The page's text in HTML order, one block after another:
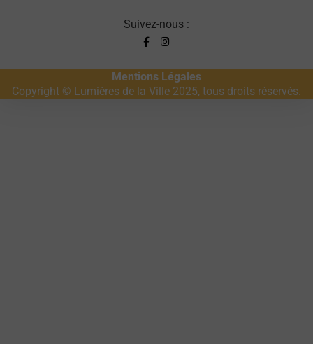
Suivez-nous :
Mentions Légales
Copyright © Lumières de la Ville 2025, tous droits réservés.